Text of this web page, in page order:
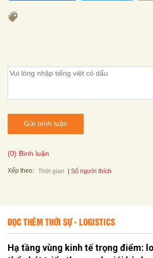
Gửi bình luận
(0) Bình luận
Xếp theo: Thời gian Số người thích
ĐỌC THÊM THỜI SỰ - LOGISTICS
Hạ tầng vùng kinh tế trọng điểm: